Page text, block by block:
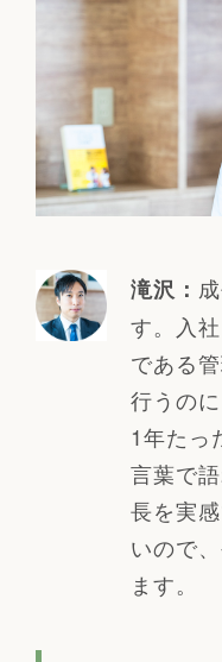
滝沢：
す。入
である
行うの
1年たっ
言葉で
長を実
いので
ます。